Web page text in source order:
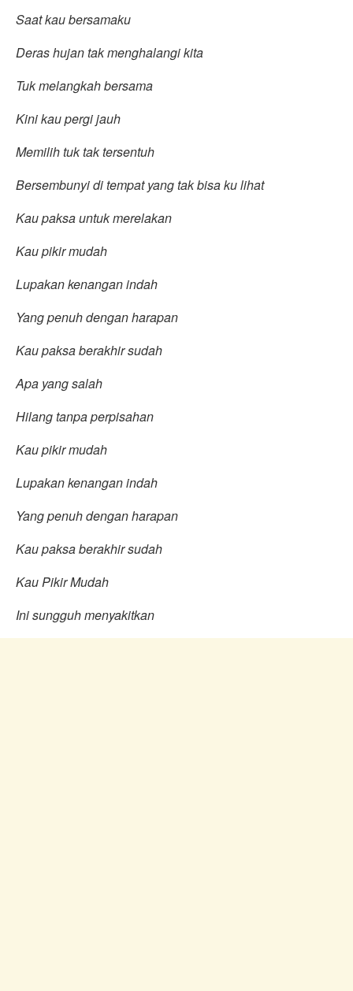
Saat kau bersamaku
Deras hujan tak menghalangi kita
Tuk melangkah bersama
Kini kau pergi jauh
Memilih tuk tak tersentuh
Bersembunyi di tempat yang tak bisa ku lihat
Kau paksa untuk merelakan
Kau pikir mudah
Lupakan kenangan indah
Yang penuh dengan harapan
Kau paksa berakhir sudah
Apa yang salah
Hilang tanpa perpisahan
Kau pikir mudah
Lupakan kenangan indah
Yang penuh dengan harapan
Kau paksa berakhir sudah
Kau Pikir Mudah
Ini sungguh menyakitkan